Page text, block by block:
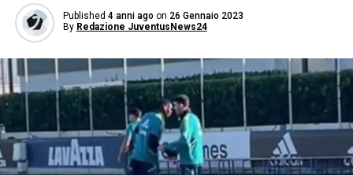
Published 4 anni ago on 26 Gennaio 2023
By Redazione JuventusNews24